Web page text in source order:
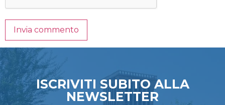
ISCRIVITI SUBITO ALLA
NEWSLETTER